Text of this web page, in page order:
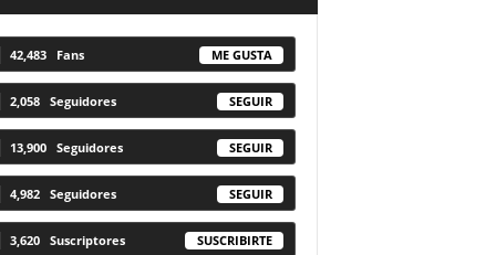
42,483 Fans ME GUSTA
2,058 Seguidores SEGUIR
13,900 Seguidores SEGUIR
4,982 Seguidores SEGUIR
3,620 Suscriptores SUSCRIBIRTE